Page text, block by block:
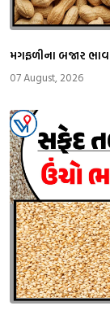
મગફળીના બજાર
07 August, 2026